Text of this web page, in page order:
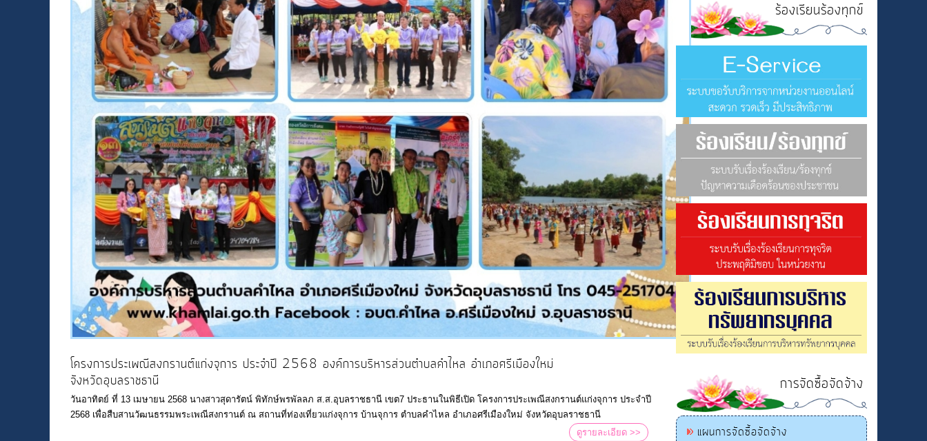
โครงการประเพณีสงกรานต์แก่งจุการ ประจำปี 2568 องค์การบริหารส่วนตำบลคำไหล อำเภอศรีเมืองใหม่
จังหวัดอุบลราชธานี
วันอาทิตย์ ที่ 13 เมษายน 2568 นางสาวสุดารัตน์ พิทักษ์พรพัลลภ ส.ส.อุบลราชธานี เขต7 ประธานในพิธีเปิด โครงการประเพณีสงกรานต์แก่งจุการ ประจำปี
2568 เพื่อสืบสานวัฒนธรรมพระเพณีสงกรานต์ ณ สถานที่ท่องเที่ยวแก่งจุการ บ้านจุการ ตำบลคำไหล อำเภอศรีเมืองใหม่ จังหวัดอุบลราชธานี
ดูรายละเอียด >>
ร้องเรียนร้องทุกข์
การจัดซื้อจัดจ้าง
แผนการจัดซื้อจัดจ้าง